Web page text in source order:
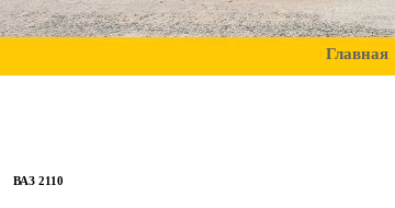
Главная
ВАЗ 2110